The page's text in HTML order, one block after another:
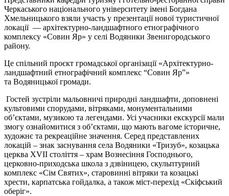
Черкаського національного університету імені Богдана
Хмельницького взяли участь у презентації нової туристичної
локації — архітектурно-ландшафтного етнографічного
комплексу «Совин Яр» у селі Водяники Звенигородського
району.
Це спільний проєкт громадської організації «Архітектурно-
ландшафтний етнографічний комплекс “Совин Яр”»
та Водяницької громади.
Гостей зустріли мальовничі природні ландшафти, доповнені
культовими спорудами, вітряками, монументальними
об’єктами, музикою та легендами. Усі учасники екскурсії мали
змогу ознайомитися з об’єктами, що мають вагоме історичне,
художнє та рекреаційне значення. Серед представлених
локацій – знак заснування села Водяники «Тризуб», козацька
церква XVII століття – храм Вознесіння Господнього,
церковно-приходська школа з дзвіницею, скульптурний
комплекс «Сім Святих», старовинні вітряки та козацькі
хрести, карпатська гойдалка, а також міст-перехід «Скіфський
оберіг».